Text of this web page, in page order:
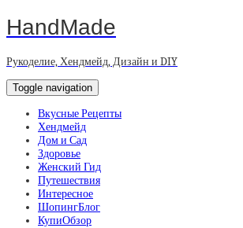
HandMade
Рукоделие, Хендмейд, Дизайн и DIY
Toggle navigation
Вкусные Рецепты
Хендмейд
Дом и Сад
Здоровье
Женский Гид
Путешествия
Интересное
ШопингБлог
КупиОбзор